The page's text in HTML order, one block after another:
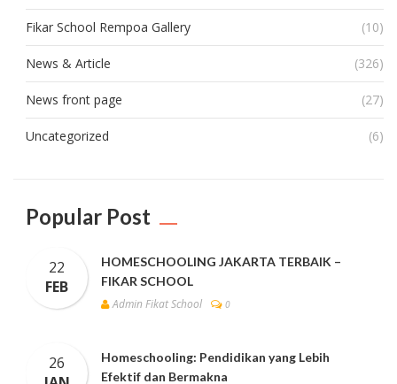
Fikar School Rempoa Gallery (10)
News & Article (326)
News front page (27)
Uncategorized (6)
Popular Post
22
FEB
HOMESCHOOLING JAKARTA TERBAIK –
FIKAR SCHOOL
Admin Fikat School
0
26
Homeschooling: Pendidikan yang Lebih
Efektif dan Bermakna